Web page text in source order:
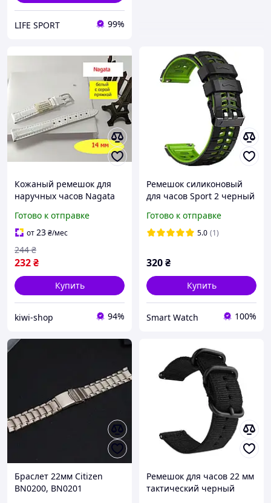
LIFE SPORT 99%
Кожаный ремешок для
наручных часов Nagata
серой пряжкой, ремінець
для часів білий 14 мм
Готово к отправке
от23₴/мес
232₴
244 ₴
Купить
kiwi-shop 94%
Ремешок силиконовый
для часов Sport 2 черный
Готово к отправке
5.0 (1)
320₴
Купить
Smart Watch 100%
Браслет 22мм Citizen
BN0200, BN0201
Ремешок для часов 22 мм
тактический черный